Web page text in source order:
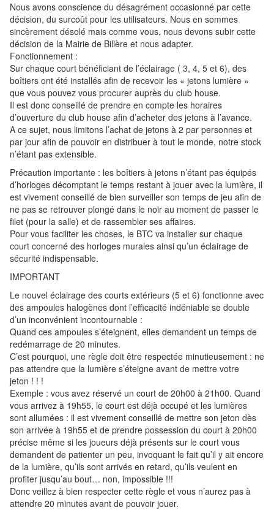
Nous avons conscience du désagrément occasionné par cette
décision, du surcoût pour les utilisateurs. Nous en sommes
sincèrement désolé mais comme vous, nous devons subir cette
décision de la Mairie de Billère et nous adapter.
Fonctionnement :
Sur chaque court bénéficiant de l’éclairage ( 3, 4, 5 et 6), des
boîtiers ont été installés afin de recevoir les « jetons lumière »
que vous pouvez vous procurer auprès du club house.
Il est donc conseillé de prendre en compte les horaires
d’ouverture du club house afin d’acheter des jetons à l’avance.
A ce sujet, nous limitons l’achat de jetons à 2 par personnes et
par jour afin de pouvoir en distribuer à tout le monde, notre stock
n’étant pas extensible.
Précaution importante : les boîtiers à jetons n’étant pas équipés
d’horloges décomptant le temps restant à jouer avec la lumière, il
est vivement conseillé de bien surveiller son temps de jeu afin de
ne pas se retrouver plongé dans le noir au moment de passer le
filet (pour la salle) et de rassembler ses affaires.
Pour vous faciliter les choses, le BTC va installer sur chaque
court concerné des horloges murales ainsi qu’un éclairage de
sécurité indispensable.
IMPORTANT
Le nouvel éclairage des courts extérieurs (5 et 6) fonctionne avec
des ampoules halogènes dont l’efficacité indéniable se double
d’un inconvénient incontournable :
Quand ces ampoules s’éteignent, elles demandent un temps de
redémarrage de 20 minutes.
C’est pourquoi, une règle doit être respectée minutieusement : ne
pas attendre que la lumière s’éteigne avant de mettre votre
jeton ! ! !
Exemple : vous avez réservé un court de 20h00 à 21h00. Quand
vous arrivez à 19h55, le court est déjà occupé et les lumières
sont allumées : il est vivement conseillé de mettre son jeton dès
son arrivée à 19h55 et de prendre possession du court à 20h00
précise même si les joueurs déjà présents sur le court vous
demandent de patienter un peu, invoquant le fait qu’il y ait encore
de la lumière, qu’ils sont arrivés en retard, qu’ils veulent en
profiter jusqu’au bout… non, impossible !!!
Donc veillez à bien respecter cette règle et vous n’aurez pas à
attendre 20 minutes avant de pouvoir jouer.